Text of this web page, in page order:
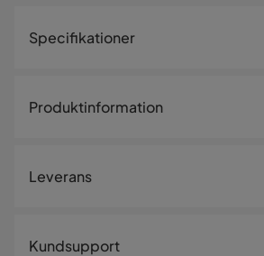
Specifikationer
Storlek
Produktinformation
Leverans
Kundsupport